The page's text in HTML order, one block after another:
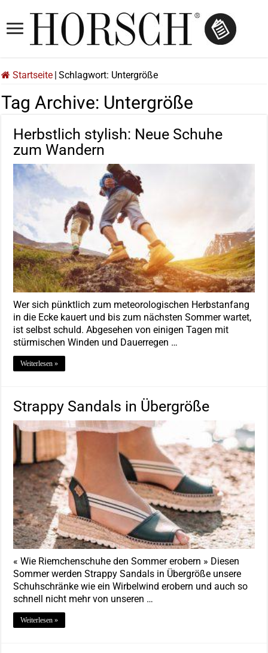
Startseite Schlagwort: Untergröße
Tag Archive: Untergröße
Herbstlich stylish: Neue Schuhe
zum Wandern
Wer sich pünktlich zum meteorologischen Herbstanfang
in die Ecke kauert und bis zum nächsten Sommer wartet,
ist selbst schuld. Abgesehen von einigen Tagen mit
stürmischen Winden und Dauerregen …
Weiterlesen »
Strappy Sandals in Übergröße
« Wie Riemchenschuhe den Sommer erobern » Diesen
Sommer werden Strappy Sandals in Übergröße unsere
Schuhschränke wie ein Wirbelwind erobern und auch so
schnell nicht mehr von unseren …
Weiterlesen »